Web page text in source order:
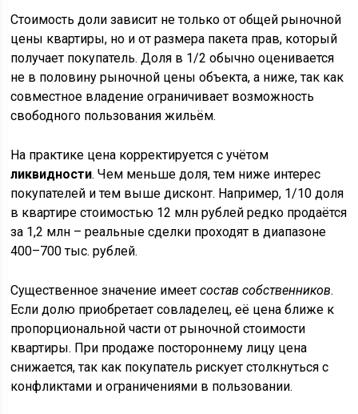
Стоимость доли зависит не только от общей рыночной
цены квартиры, но и от размера пакета прав, который
получает покупатель. Доля в 1/2 обычно оценивается
не в половину рыночной цены объекта, а ниже, так как
совместное владение ограничивает возможность
свободного пользования жильём.
На практике цена корректируется с учётом
ликвидности. Чем меньше доля, тем ниже интерес
покупателей и тем выше дисконт. Например, 1/10 доля
в квартире стоимостью 12 млн рублей редко продаётся
за 1,2 млн – реальные сделки проходят в диапазоне
400–700 тыс. рублей.
Существенное значение имеетсостав собственников.
Если долю приобретает совладелец, её цена ближе к
пропорциональной части от рыночной стоимости
квартиры. При продаже постороннему лицу цена
снижается, так как покупатель рискует столкнуться с
конфликтами и ограничениями в пользовании.